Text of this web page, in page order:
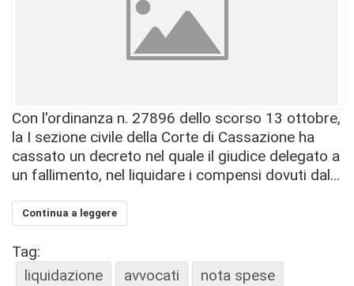
Con l'ordinanza n. 27896 dello scorso 13 ottobre,
la I sezione civile della Corte di Cassazione ha
cassato un decreto nel quale il giudice delegato a
un fallimento, nel liquidare i compensi dovuti dal...
Continua a leggere
Tag:
liquidazione
avvocati
nota spese